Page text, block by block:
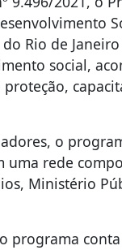
Rio de
social,
o
rede
Ministério
programa